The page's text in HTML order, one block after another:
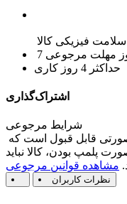
فیزیکی کالا
مهلت مرجوعی
حداکثر 4 روز کاری
اشتراک‌گذاری
شرایط مرجوعی
پلمپ بودن، کالا نباید
مشاهده قوانین مرجوعی
نظرات کاربران